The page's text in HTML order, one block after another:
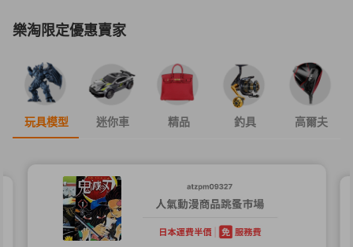
樂淘限定優惠賣家
玩具模型 迷你車 精品 釣具 高爾夫